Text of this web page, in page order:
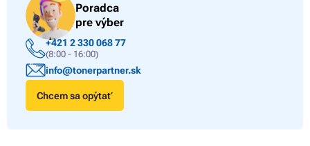
Poradca
pre výber
+421 2 330 068 77
(8:00 - 16:00)
info@tonerpartner.sk
Chcem sa opýtať